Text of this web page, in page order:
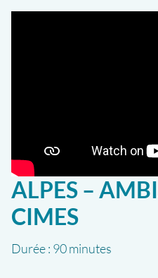
ALPES –
CIMES
Durée : 90 minutes